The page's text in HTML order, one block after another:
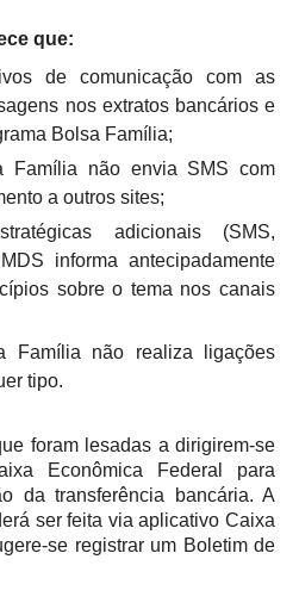
que:
de comunicação com as
nos extratos bancários e
Bolsa Família;
Família não envia SMS com
a outros sites;
adicionais (SMS,
informa antecipadamente
sobre o tema nos canais
Família não realiza ligações
tipo.
foram lesadas a dirigirem-se
Econômica Federal para
da transferência bancária. A
ser feita via aplicativo Caixa
se registrar um Boletim de